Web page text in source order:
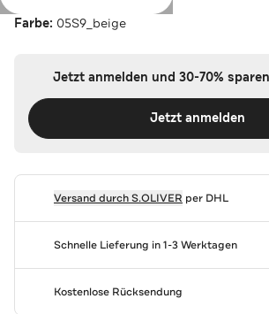
Farbe: 05S9_beige
Jetzt anmelden und 30-70%
Jetzt anmelden
Versand durchS.OLIVER per DHL
Schnelle Lieferung in 1-3 Werktagen
Kostenlose Rücksendung